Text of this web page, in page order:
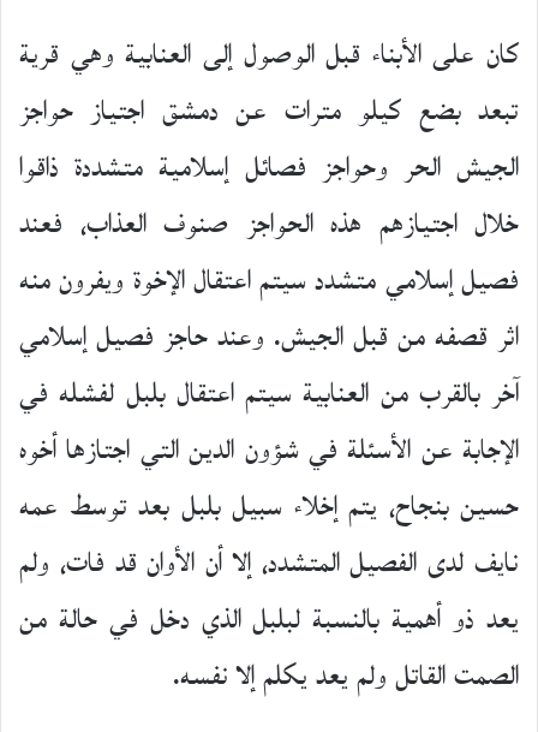
كان على الأبناء قبل الوصول إلى العنابية وهي قرية
تبعد بضع كيلو مترات عن دمشق اجتياز حواجز
الجيش الحر وحواجز فصائل إسلامية متشددة ذاقوا
خلال اجتيازهم هذه الحواجز صنوف العذاب، فعند
فصيل إسلامي متشدد سيتم اعتقال الإخوة ويفرون منه
اثر قصفه من قبل الجيش. وعند حاجز فصيل إسلامي
آخر بالقرب من العنابية سيتم اعتقال بلبل لفشله في
الإجابة عن الأسئلة في شؤون الدين التي اجتازها أخوه
حسين بنجاح، يتم إخلاء سبيل بلبل بعد توسط عمه
نايف لدى الفصيل المتشدد، إلا أن الأوان قد فات، ولم
يعد ذو أهمية بالنسبة لبلبل الذي دخل في حالة من
الصمت القاتل ولم يعد يكلم إلا نفسه.